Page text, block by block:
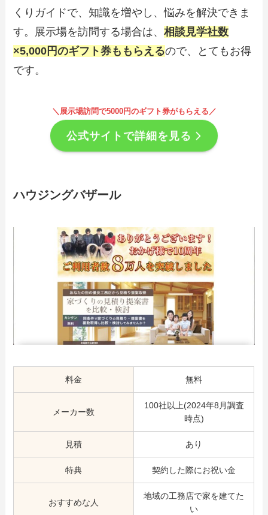
くりガイドで、知識を増やし、悩みを解決できま
す。展示場を訪問する場合は、相談見学社数
×5,000円のギフト券ももらえるので、とてもお得
です。
＼展示場訪問で5000円のギフト券がもらえる／
公式サイトで詳細を見る
ハウジングバザール
料金 無料
メーカー数
100社以上(2024年8月調査
時点)
見積 あり
特典 契約した際にお祝い金
おすすめな人
地域の工務店で家を建てた
い